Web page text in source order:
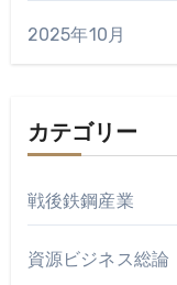
2025年10月
カテゴリー
戦後鉄鋼産業
資源ビジネス総論